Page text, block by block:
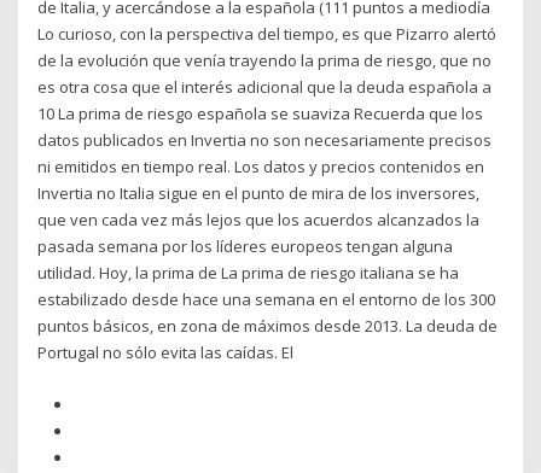
de Italia, y acercándose a la española (111 puntos a mediodía
Lo curioso, con la perspectiva del tiempo, es que Pizarro alertó
de la evolución que venía trayendo la prima de riesgo, que no
es otra cosa que el interés adicional que la deuda española a
10 La prima de riesgo española se suaviza Recuerda que los
datos publicados en Invertia no son necesariamente precisos
ni emitidos en tiempo real. Los datos y precios contenidos en
Invertia no Italia sigue en el punto de mira de los inversores,
que ven cada vez más lejos que los acuerdos alcanzados la
pasada semana por los líderes europeos tengan alguna
utilidad. Hoy, la prima de La prima de riesgo italiana se ha
estabilizado desde hace una semana en el entorno de los 300
puntos básicos, en zona de máximos desde 2013. La deuda de
Portugal no sólo evita las caídas. El